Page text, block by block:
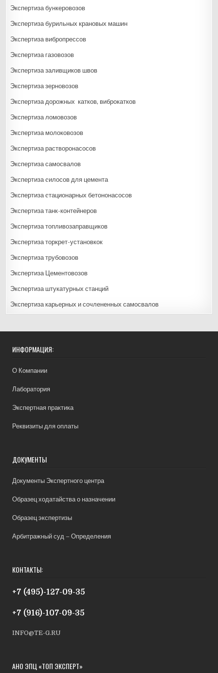
Экспертиза бункеровозов
Экспертиза бурильных крановых машин
Экспертиза вибропрессов
Экспертиза газовозов
Экспертиза заливщиков швов
Экспертиза зерновозов
Экспертиза дорожных катков, виброкатков
Экспертиза ломовозов
Экспертиза молоковозов
Экспертиза растворонасосов
Экспертиза самосвалов
Экспертиза cилосов для цемента
Экспертиза cтационарных бетононасосов
Экспертиза танк-контейнеров
Экспертиза топливозаправщиков
Экспертиза торкрет-установкок
Экспертиза трубовозов
Экспертиза Цементовозов
Экспертиза штукатурных станций
Экспертиза карьерных и сочлененных самосвалов
ИНФОРМАЦИЯ:
О Компании
Лаборатория
Экспертная практика
Реквизиты для оплаты
ДОКУМЕНТЫ
Документы Экспертного центра
Образец ходатайства о назначении
Образец экспертизы
Арбитражный суд – Определения
КОНТАКТЫ:
+7 (495)-127-09-35
+7 (916)-107-09-35
INFO@TE-G.RU
АНО ЭПЦ «ТОП ЭКСПЕРТ»